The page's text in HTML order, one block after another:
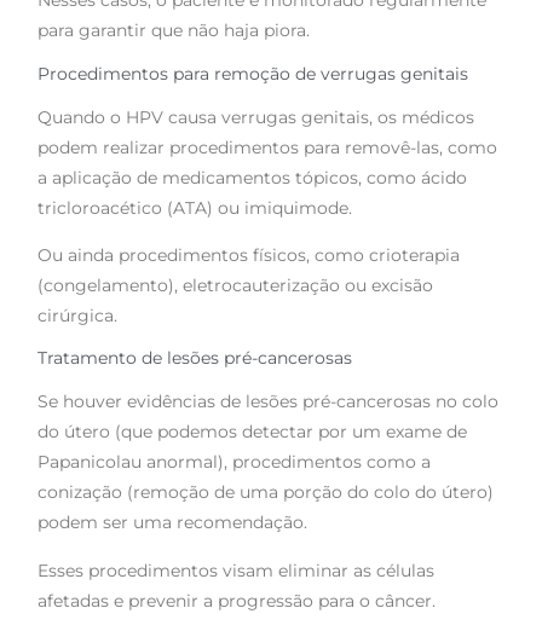
para garantir que não haja piora.
Procedimentos para remoção de verrugas genitais
Quando o HPV causa verrugas genitais, os médicos
podem realizar procedimentos para removê-las, como
a aplicação de medicamentos tópicos, como ácido
tricloroacético (ATA) ou imiquimode.
Ou ainda procedimentos físicos, como crioterapia
(congelamento), eletrocauterização ou excisão
cirúrgica.
Tratamento de lesões pré-cancerosas
Se houver evidências de lesões pré-cancerosas no colo
do útero (que podemos detectar por um exame de
Papanicolau anormal), procedimentos como a
conização (remoção de uma porção do colo do útero)
podem ser uma recomendação.
Esses procedimentos visam eliminar as células
afetadas e prevenir a progressão para o câncer.